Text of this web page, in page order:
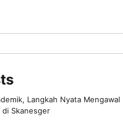
Langkah Nyata Mengawal
di Skanesger